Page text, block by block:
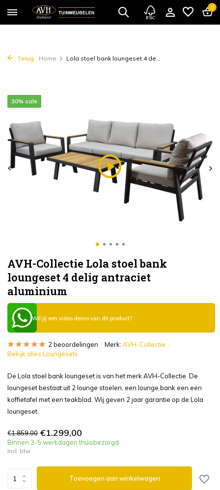
0
Terug Home Lola stoel bank loungeset 4 de...
AVH-Collectie Lola stoel bank
loungeset 4 delig antraciet
aluminium
30% sale
Wil jij een video demo van dit product?
2 beoordelingen Merk: AVH-Collectie
Bekijk alles Loungesets
De Lola stoel bank loungeset is van het merk AVH-Collectie. De
loungeset bestaat uit 2 lounge stoelen, een lounge bank een een
koffietafel met een teakblad. Wij geven 2 jaar garantie op de Lola
loungeset.
€1.859,00 €1.299,00
Binnen 3-5 werkdagen thuisbezorgd
Incl. btw
Toevoegen aan winkelwagen